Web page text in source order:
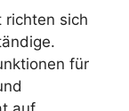
richten sich
für